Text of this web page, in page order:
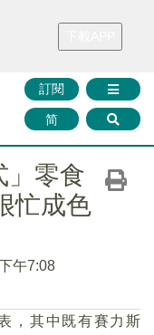
財華證券 媒體矩陣
訂閱
简
」零食
忙成色
午7:08
，其中既有賽力斯